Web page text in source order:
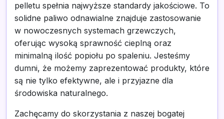
pelletu spełnia najwyższe standardy jakościowe. To
solidne paliwo odnawialne znajduje zastosowanie
w nowoczesnych systemach grzewczych,
oferując wysoką sprawność cieplną oraz
minimalną ilość popiołu po spaleniu. Jesteśmy
dumni, że możemy zaprezentować produkty, które
są nie tylko efektywne, ale i przyjazne dla
środowiska naturalnego.
Zachęcamy do skorzystania z naszej bogatej